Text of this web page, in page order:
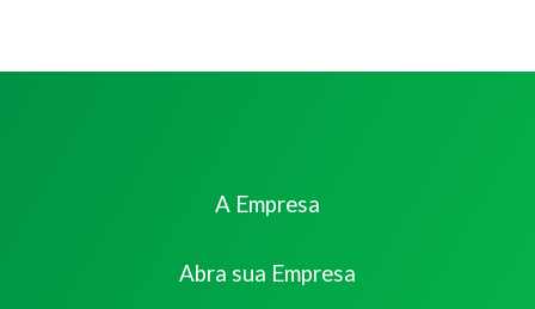
A Empresa
Abra sua Empresa